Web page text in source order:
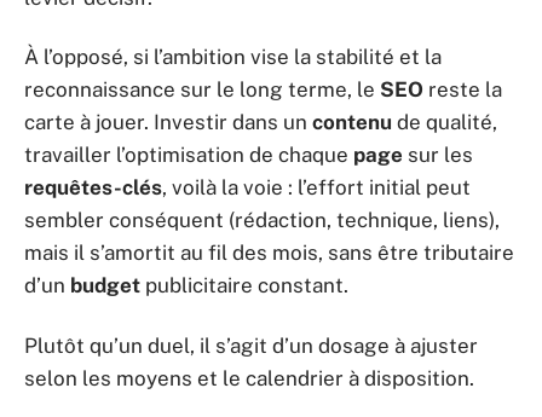
À l’opposé, si l’ambition vise la stabilité et la
reconnaissance sur le long terme, le SEO reste la
carte à jouer. Investir dans un contenu de qualité,
travailler l’optimisation de chaque page sur les
requêtes-clés, voilà la voie : l’effort initial peut
sembler conséquent (rédaction, technique, liens),
mais il s’amortit au fil des mois, sans être tributaire
d’un budget publicitaire constant.
Plutôt qu’un duel, il s’agit d’un dosage à ajuster
selon les moyens et le calendrier à disposition.